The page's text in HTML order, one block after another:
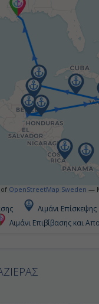
OpenStreetMap Sweden —
Λιμάνι Επίσκεψης
Λιμάνι Επιβίβασης και